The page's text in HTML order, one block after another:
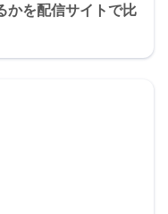
かを配信サイトで比